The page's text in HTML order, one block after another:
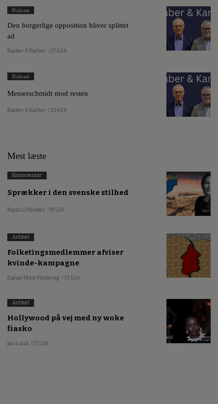
Podcast
Den borgerlige opposition bliver splittet
ad
Kaaber & Karker / 17.6.26
Podcast
Messerschmidt mod resten
Kaaber & Karker / 10.6.26
Mest læste
Kommentar
Sprækker i den svenske stilhed
Kajsa Li Paludan / 19.5.26
Artikel
Folketingsmedlemmer afviser
kvinde-kampagne
Daniel Holst Pinderup / 13.5.26
Artikel
Hollywood på vej med ny woke
fiasko
Jan Lund / 17.5.26